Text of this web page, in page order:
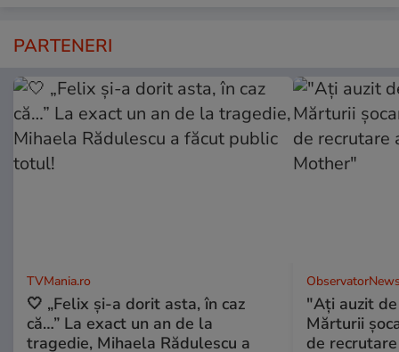
PARTENERI
TVMania.ro
🤍 „Felix și-a dorit asta, în caz
că…” La exact un an de la
tragedie, Mihaela Rădulescu a
"Aţi auzit
Mărturii
de